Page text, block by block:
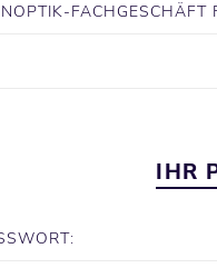
FACHGESCHÄFT
IHR